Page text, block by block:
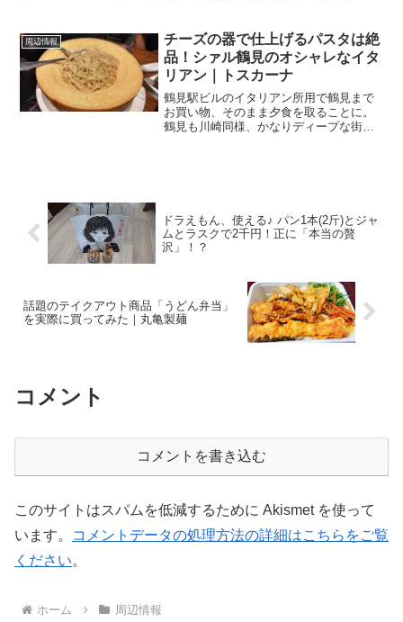
なのですが、寄る年波には勝てぬのが、
悲しい事実で、昔は脂...
周辺情報
チーズの器で仕上げるパスタは絶
品！シァル鶴見のオシャレなイタ
リアン｜トスカーナ
鶴見駅ビルのイタリアン所用で鶴見まで
お買い物、そのまま夕食を取ることに。
鶴見も川崎同様、かなりディープな街
ドラえもん、使える♪ パン1本(2斤)とジャ
ムとラスクで2千円！正に「本当の贅
沢」！？
話題のテイクアウト商品「うどん弁当」
を実際に買ってみた｜丸亀製麺
コメント
コメントを書き込む
このサイトはスパムを低減するために Akismet を使って
います。
コメントデータの処理方法の詳細はこちらをご覧
ください。
ホーム 周辺情報